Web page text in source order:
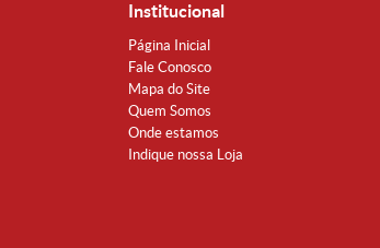
Institucional
Página Inicial
Fale Conosco
Mapa do Site
Quem Somos
Onde estamos
Indique nossa Loja